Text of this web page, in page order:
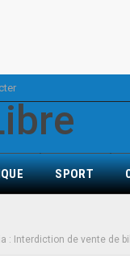
SPORT
: Interdiction de vente de